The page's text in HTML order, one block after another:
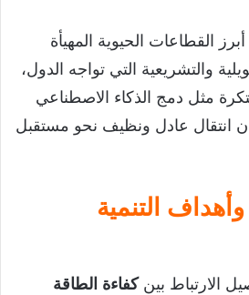
القطاعات الحيوية المهيأة
والتشريعية التي تواجه الدول،
مثل دمج الذكاء الاصطناعي
انتقال عادل ونظيف نحو مستقبل
التنمية
الارتباط بينكفاءة الطاقة